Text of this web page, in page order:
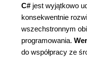
C# jest wyjątkowo
konsekwentnie
wszechstronnym
programowania.
do współpracy ze